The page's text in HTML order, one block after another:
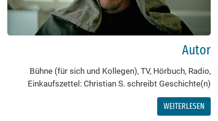
Autor
Bühne (für sich und Kollegen), TV, Hörbuch, Radio,
Einkaufszettel: Christian S. schreibt Geschichte(n)
WEITERLESEN